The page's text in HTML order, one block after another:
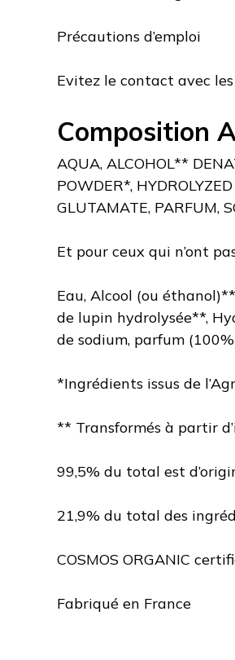
Précautions d’emploi
Evitez le contact avec
Composition
AQUA, ALCOHOL**
POWDER*,
GLUTAMATE, PARFUM,
Et pour ceux qui n’ont
Eau, Alcool (ou
de lupin hydrolysée**,
de sodium, parfum
*Ingrédients issus de
** Transformés à partir
99,5% du total est
21,9% du total des
COSMOS ORGANIC
Fabriqué en France